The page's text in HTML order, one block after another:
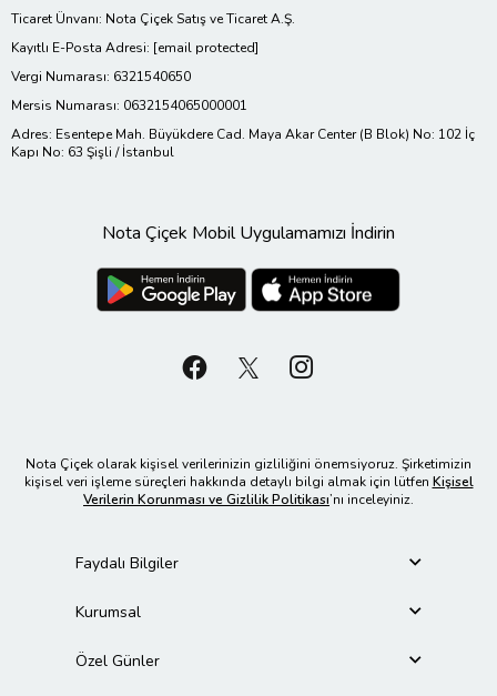
Ticaret Ünvanı: Nota Çiçek Satış ve Ticaret A.Ş.
Kayıtlı E-Posta Adresi: [email protected]
Vergi Numarası: 6321540650
Mersis Numarası: 0632154065000001
Adres: Esentepe Mah. Büyükdere Cad. Maya Akar Center (B Blok) No: 102 İç
Kapı No: 63 Şişli / İstanbul
Nota Çiçek Mobil Uygulamamızı İndirin
Nota Çiçek olarak kişisel verilerinizin gizliliğini önemsiyoruz. Şirketimizin
kişisel veri işleme süreçleri hakkında detaylı bilgi almak için lütfen Kişisel
Verilerin Korunması ve Gizlilik Politikası’nı inceleyiniz.
Faydalı Bilgiler
Kurumsal
Özel Günler